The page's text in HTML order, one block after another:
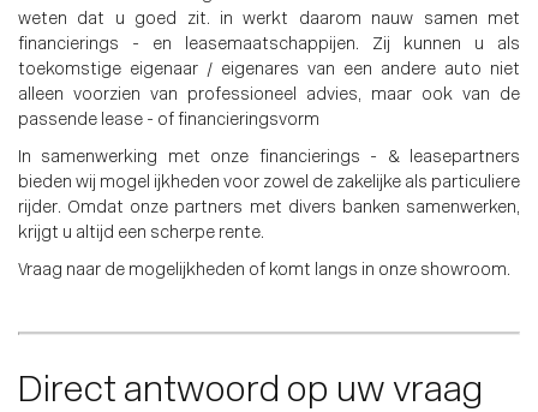
weten dat u goed zit. inwerkt daarom nauw samen met
financierings - en leasemaatschappijen. Zij kunnen u als
toekomstige eigenaar / eigenares van een andere auto niet
alleen voorzien van professioneel advies, maar ook van de
passende lease - of financieringsvorm
In samenwerking met onze financierings - & leasepartners
bieden wij mogel ijkheden voor zowel de zakelijke als particuliere
rijder. Omdat onze partners met divers banken samenwerken,
krijgt u altijd een scherpe rente.
Vraag naar de mogelijkheden of komt langs in onze showroom.
Direct antwoord op uw vraag